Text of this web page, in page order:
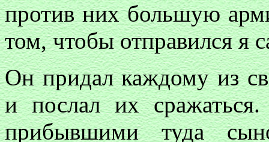
против них большую
том, чтобы отправился я
Он придал каждому из
и послал их
прибывшими туда